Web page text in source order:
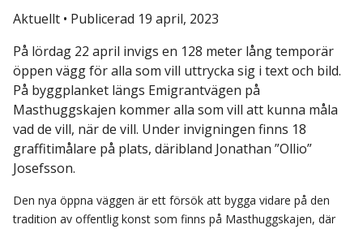
Aktuellt • Publicerad 19 april, 2023
På lördag 22 april invigs en 128 meter lång temporär
öppen vägg för alla som vill uttrycka sig i text och bild.
På byggplanket längs Emigrantvägen på
Masthuggskajen kommer alla som vill att kunna måla
vad de vill, när de vill. Under invigningen finns 18
graffitimålare på plats, däribland Jonathan ”Ollio”
Josefsson.
Den nya öppna väggen är ett försök att bygga vidare på den
tradition av offentlig konst som finns på Masthuggskajen, där